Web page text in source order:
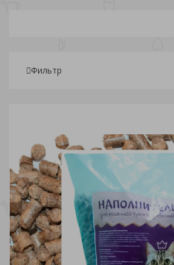
Фильтр
Розничная
106 169.25 232.50 295.75 359